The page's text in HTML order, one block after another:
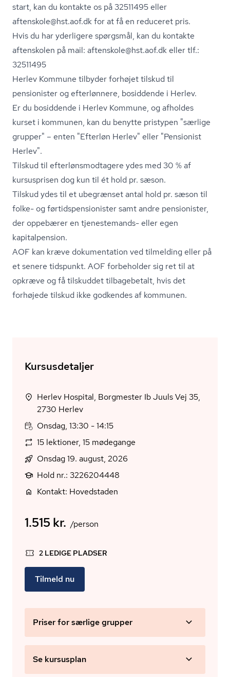
start, kan du kontakte os på 32511495 eller
aftenskole@hst.aof.dk for at få en reduceret pris.
Hvis du har yderligere spørgsmål, kan du kontakte
aftenskolen på mail: aftenskole@hst.aof.dk eller tlf.:
32511495
Herlev Kommune tilbyder forhøjet tilskud til
pensionister og efterlønnere, bosiddende i Herlev.
Er du bosiddende i Herlev Kommune, og afholdes
kurset i kommunen, kan du benytte pristypen "særlige
grupper" – enten "Efterløn Herlev" eller "Pensionist
Herlev".
Tilskud til ef­ter­løns­mod­ta­ge­re ydes med 30 % af
kursusprisen dog kun til ét hold pr. sæson.
Tilskud ydes til et ubegrænset antal hold pr. sæson til
folke- og før­tids­pen­sio­ni­ster samt andre pensionister,
der oppebærer en tjenestemands- eller egen
kapitalpension.
AOF kan kræve dokumentation ved tilmelding eller på
et senere tidspunkt. AOF forbeholder sig ret til at
opkræve og få tilskuddet tilbagebetalt, hvis det
forhøjede tilskud ikke godkendes af kommunen.
Kursusdetaljer
Herlev Hospital, Borgmester Ib Juuls Vej 35,
2730 Herlev
Onsdag, 13:30 - 14:15
15 lektioner, 15 mødegange
Onsdag 19. august, 2026
Hold nr.: 3226204448
Kontakt: Hovedstaden
1.515 kr. /person
2 LEDIGE PLADSER
Tilmeld nu
Priser for særlige grupper
Se kursusplan